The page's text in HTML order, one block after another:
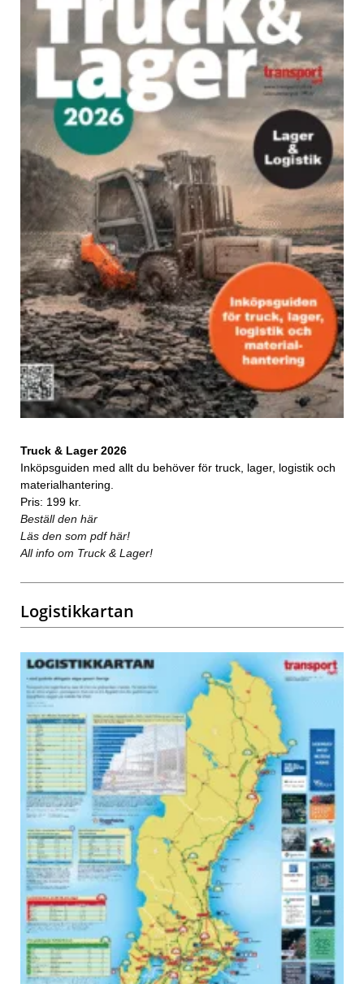
Truck & Lager 2026
Inköpsguiden med allt du behöver för truck, lager, logistik och
materialhantering.
Pris: 199 kr.
Beställ den här
Läs den som pdf här!
All info om Truck & Lager!
Logistikkartan